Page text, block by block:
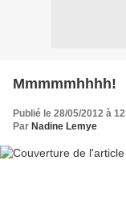
Mmmmmhhhh!
Publié le 28/05/2012 à
Par Nadine Lemye